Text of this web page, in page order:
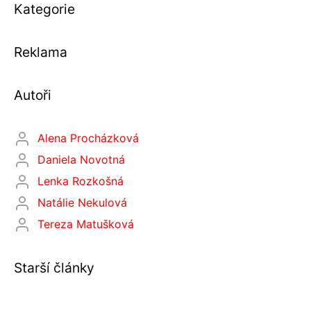
Kategorie
Reklama
Autoři
Alena Procházková
Daniela Novotná
Lenka Rozkošná
Natálie Nekulová
Tereza Matušková
Starší články